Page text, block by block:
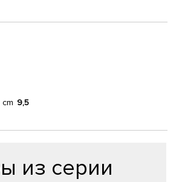
9,5
из серии